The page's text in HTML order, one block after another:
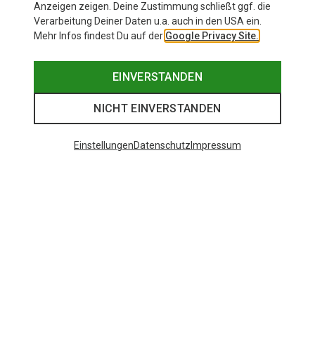
Anzeigen zeigen. Deine Zustimmung schließt ggf. die
Verarbeitung Deiner Daten u.a. auch in den USA ein.
Mehr Infos findest Du auf der Google Privacy Site.
EINVERSTANDEN
NICHT EINVERSTANDEN
EinstellungenDatenschutz Impressum